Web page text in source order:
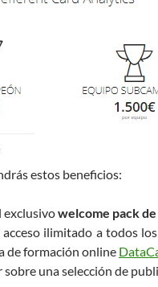
estos beneficios:
exclusivowelcome pack
ilimitado a todos los
de formación online
sobre una selección de